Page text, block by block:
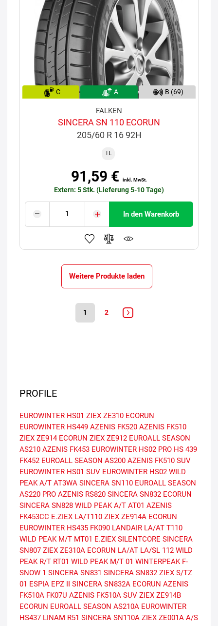
C A B (69)
FALKEN
SINCERA SN 110 ECORUN
205/60 R 16 92H
TL
91,59 € inkl. MwSt.
Extern: 5 Stk. (Lieferung 5-10 Tage)
In den Warenkorb
Weitere Produkte laden
1 2
PROFILE
EUROWINTER HS01 ZIEX ZE310 ECORUN
EUROWINTER HS449 AZENIS FK520 AZENIS FK510
ZIEX ZE914 ECORUN ZIEX ZE912 EUROALL SEASON
AS210 AZENIS FK453 EUROWINTER HS02 PRO HS 439
FK452 EUROALL SEASON AS200 AZENIS FK510 SUV
EUROWINTER HS01 SUV EUROWINTER HS02 WILD
PEAK A/T AT3WA SINCERA SN110 EUROALL SEASON
AS220 PRO AZENIS RS820 SINCERA SN832 ECORUN
SINCERA SN828 WILD PEAK A/T AT01 AZENIS
FK453CC E.ZIEX LA/T110 ZIEX ZE914A ECORUN
EUROWINTER HS435 FK090 LANDAIR LA/AT T110
WILD PEAK M/T MT01 E.ZIEX SILENTCORE SINCERA
SN807 ZIEX ZE310A ECORUN LA/AT LA/SL 112 WILD
PEAK R/T RT01 WILD PEAK M/T 01 WINTERPEAK F-
SNOW 1 SINCERA SN831 SINCERA SN832 ZIEX S/TZ
01 ESPIA EPZ II SINCERA SN832A ECORUN AZENIS
FK510A FK07U AZENIS FK510A SUV ZIEX ZE914B
ECORUN EUROALL SEASON AS210A EUROWINTER
HS437 LINAM R51 SINCERA SN110A ZIEX ZE001A A/S